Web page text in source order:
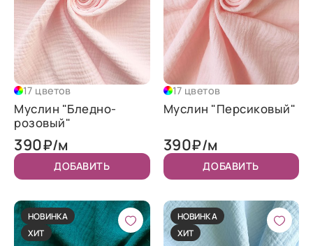
17 цветов
Муслин "Бледно-
розовый"
390₽/м
ДОБАВИТЬ
17 цветов
Муслин "Персиковый"
390₽/м
ДОБАВИТЬ
НОВИНКА
ХИТ
НОВИНКА
ХИТ